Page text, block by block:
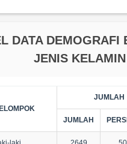
DATA DEMOGRAFI
JENIS KELAMIN
JUMLAH
JUMLAH